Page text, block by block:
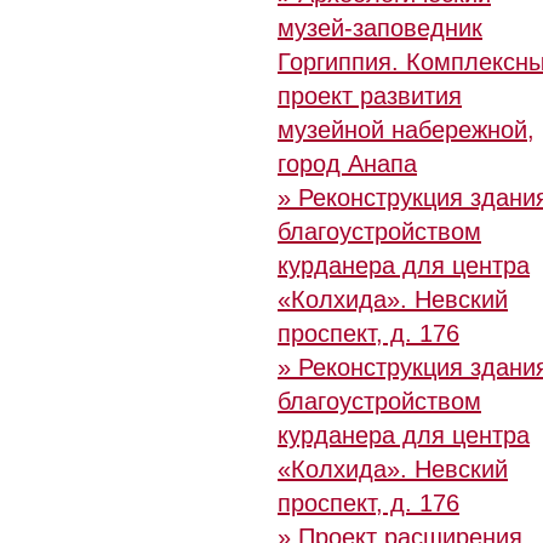
музей-заповедник
Горгиппия.
проект развития
музейной набережной,
город Анапа
» Реконструкция
благоустройством
курданера для центра
«Колхида». Невский
проспект, д. 176
» Реконструкция
благоустройством
курданера для центра
«Колхида». Невский
проспект, д. 176
» Проект расширения